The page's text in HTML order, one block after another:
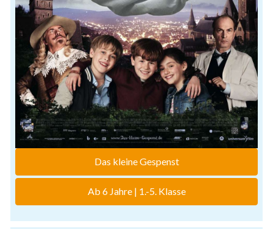
Das kleine Gespenst
Ab 6 Jahre | 1.-5. Klasse